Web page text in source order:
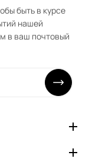
быть в курсе
нашей
в ваш почтовый